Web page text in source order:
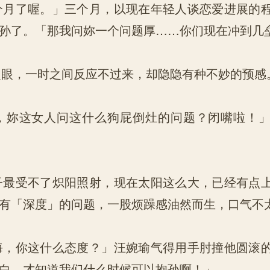
喔。」三个月，以现在年轻人谈恋爱进展的
了。「那我问妳一个问题厚……你们现在冲到几
一时之间反应不过来，却隐隐有种不妙的预感
这女人问这什么狗屁倒灶的问题？闭嘴啦！
不了炽阳照射，现在太阳这么大，已经有点
「深度」的问题，一股烦躁感油然而生，口气不
这什么态度？」汪婉瑜气得用手肘撞他圆滚